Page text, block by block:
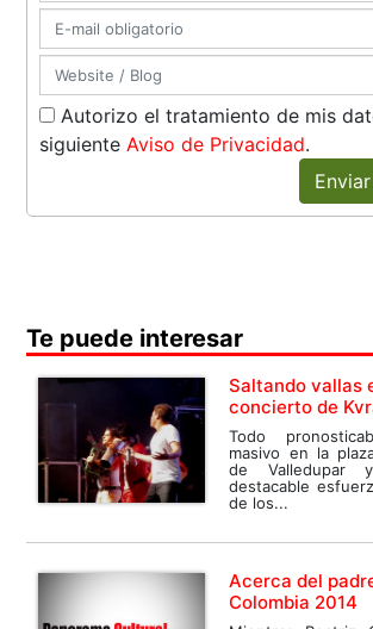
Autorizo el tratamiento de mis
siguienteAviso de Privacidad.
Te puede interesar
Saltando vallas
concierto de
Todo
masivo en la
de
destacable
de los...
Acerca del
Colombia 2014